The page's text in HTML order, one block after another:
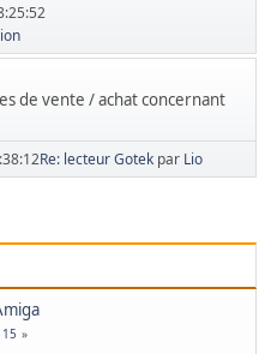
de vente / achat concernant
Re: lecteur Gotek par Lio
15